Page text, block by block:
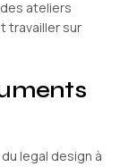
ateliers
travailler sur
legal design à